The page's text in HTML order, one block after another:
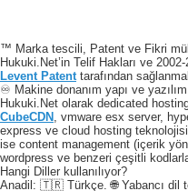
™ Marka tescili, Patent ve Fikri
Hukuki.Net’in Telif Hakları ve 2002-
Levent Patenttarafından
♾️ Makine donanım yapı ve
Hukuki.Net olarak dedicated
CubeCDN , vmware esx server,
express ve cloud hosting teknolojisi
ise content management (içerik
wordpress ve benzeri çeşitli
Hangi Diller kullanılıyor?
Anadil: 🇹🇷 Türkçe. 🌐 Yabancı dil